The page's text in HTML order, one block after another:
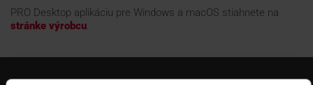
PRO Desktop aplikáciu pre Windows a macOS stiahnete na
stránke výrobcu.